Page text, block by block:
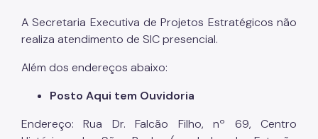
A Secretaria Executiva de Projetos Estratégicos não
realiza atendimento de SIC presencial.
Além dos endereços abaixo:
Posto Aqui tem Ouvidoria
Endereço: Rua Dr. Falcão Filho, nº 69, Centro